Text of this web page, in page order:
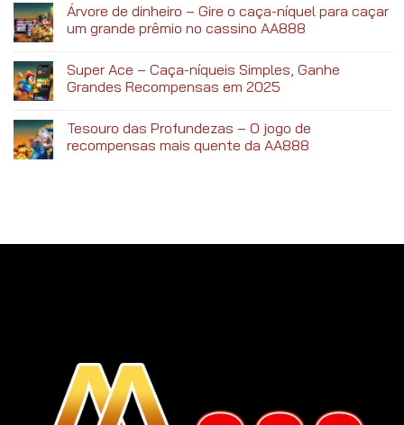
Árvore de dinheiro – Gire o caça-níquel para caçar
um grande prêmio no cassino AA888
Super Ace – Caça-níqueis Simples, Ganhe
Grandes Recompensas em 2025
Tesouro das Profundezas – O jogo de
recompensas mais quente da AA888